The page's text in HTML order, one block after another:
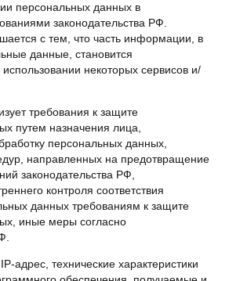
персональных данных в
законодательства РФ.
с тем, что часть информации, в
данные, становится
некоторых сервисов и/
требования к защите
путем назначения лица,
персональных данных,
направленных на предотвращение
законодательства РФ,
контроля соответствия
данных требованиям к защите
иные меры согласно
адрес, технические характеристики